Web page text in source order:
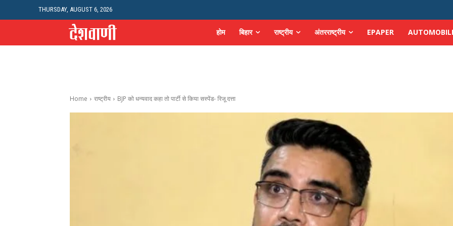
THURSDAY, AUGUST 6, 2026
होम बिहार राष्ट्रीय अंतरराष्ट्रीय EPAPER
Home राष्ट्रीय BJP को धन्यवाद कहा तो पार्टी से किया सस्पेंड- रिजू दत्ता